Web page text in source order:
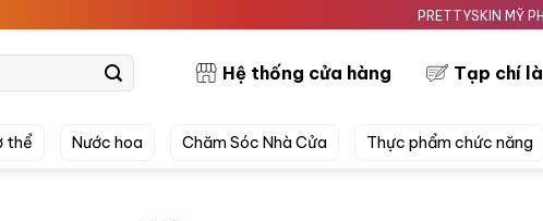
PRETTYSKIN MỸ PHẨM
Hệ thống cửa hàng Tạp chí
thể Nước hoa Chăm Sóc Nhà Cửa Thực phẩm chức năng